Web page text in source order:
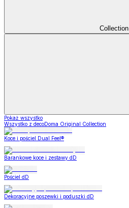
Collection
Pokaż wszystko
Wszystko z decoDoma Original Collection
Koce i pościel Dual Feel®
Barankowe koce i zestawy dD
Pościel dD
Dekoracyjne poszewki i poduszki dD